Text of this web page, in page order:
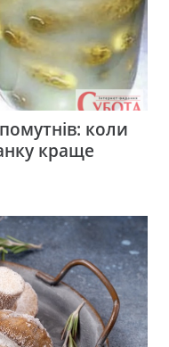
коли
краще